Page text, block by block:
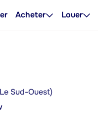
Acheter Louer
Sud-Ouest)